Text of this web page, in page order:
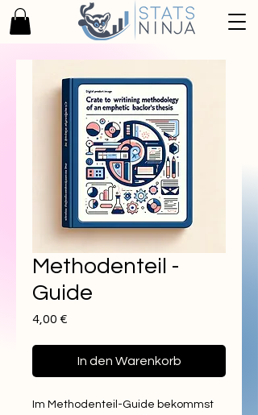
Methodenteil -
Guide
4,00 €
In den Warenkorb
Im Methodenteil-Guide bekommst